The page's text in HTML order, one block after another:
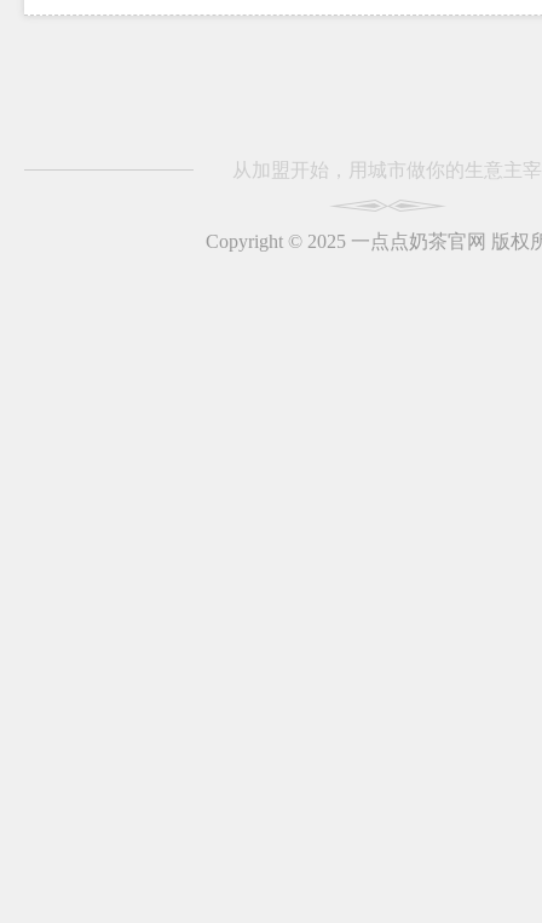
从加盟开始，用城市做你的生意主宰
Copyright © 2025 一点点奶茶官网 版权